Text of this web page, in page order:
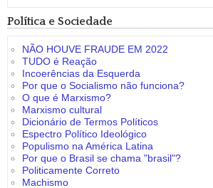
Política e Sociedade
NÃO HOUVE FRAUDE EM 2022
TUDO é Reação
Incoerências da Esquerda
Por que o Socialismo não funciona?
O que é Marxismo?
Marxismo cultural
Dicionário de Termos Políticos
Espectro Político Ideológico
Populismo na América Latina
Por que o Brasil se chama "brasil"?
Politicamente Correto
Machismo